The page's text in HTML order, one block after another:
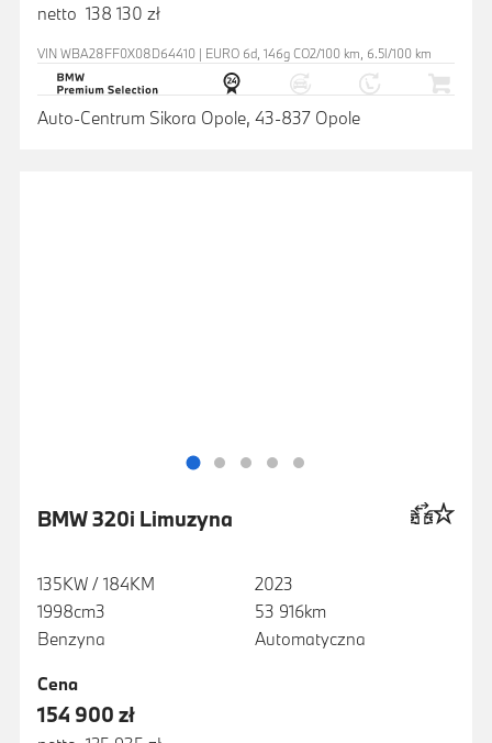
netto 138 130 zł
VIN WBA28FF0X08D64410 | EURO 6d, 146g CO2/100 km, 6.5l/100 km
Auto-Centrum Sikora Opole, 43-837 Opole
BMW 320i Limuzyna
135KW / 184KM
1998cm3
Benzyna
2023
53 916km
Automatyczna
Cena
154 900 zł